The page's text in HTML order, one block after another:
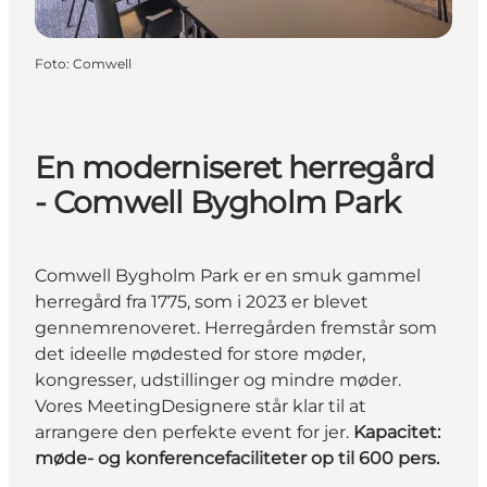
Foto: Comwell
En moderniseret herregård
- Comwell Bygholm Park
Comwell Bygholm Park er en smuk gammel
herregård fra 1775, som i 2023 er blevet
gennemrenoveret. Herregården fremstår som
det ideelle mødested for store møder,
kongresser, udstillinger og mindre møder.
Vores MeetingDesignere står klar til at
arrangere den perfekte event for jer. Kapacitet:
møde- og konferencefaciliteter op til 600 pers.